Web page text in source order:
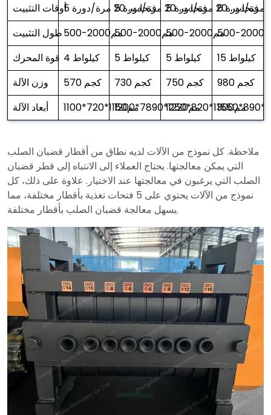
أوقات التثبيت
5 فتحات، 20 مرة/دورة 5 فتحات، 20 مرة/دورة
5 فتحات، 20 مرة/دورة
طول التثبيت
500-2000مم 500-2000مم 500-2000مم
قوة المحرك
4 كيلواط 5 كيلواط 5 كيلواط
15 كيلواط
وزن الآلة
570 كجم 730 كجم 750 كجم
980 كجم
أبعاد الآلة
1100*720*1150مم 1200*7890*1220مم 1250*820*1300مم
ملاحظة. كل نموذج من الآلات لديه نطاق من أقطار قضبان الصلب
التي يمكن معالجتها. يحتاج العملاء إلى الانتباه إلى قطر قضبان
الصلب التي يرغبون في معالجتها عند الاختيار. علاوة على ذلك، كل
نموذج من الآلات يحتوي على 5 فتحات تغذية بأقطار مختلفة، مما
يسهل معالجة قضبان الصلب بأقطار مختلفة.